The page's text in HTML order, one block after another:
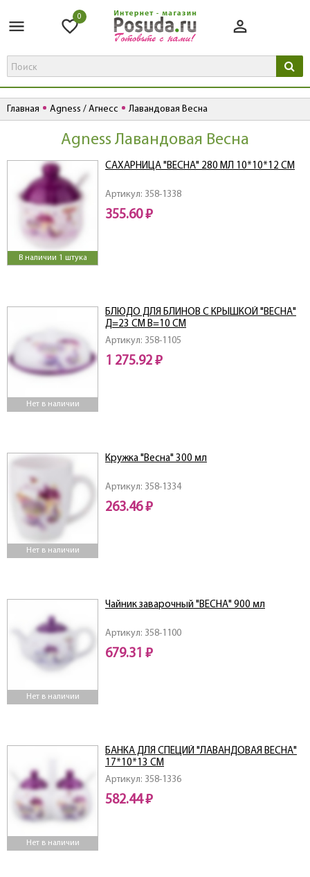
0
Главная Agness / Агнесс Лавандовая Весна
Agness Лавандовая Весна
В наличии 1 штука
Артикул: 358-1338
САХАРНИЦА "ВЕСНА" 280 МЛ 10*10*12 СМ
355.60 ₽
Нет в наличии
Артикул: 358-1105
БЛЮДО ДЛЯ БЛИНОВ С КРЫШКОЙ "ВЕСНА"
Д=23 СМ В=10 СМ
1 275.92 ₽
Нет в наличии
Артикул: 358-1334
Кружка "Весна" 300 мл
263.46 ₽
Нет в наличии
Артикул: 358-1100
Чайник заварочный "ВЕСНА" 900 мл
679.31 ₽
Нет в наличии
Артикул: 358-1336
БАНКА ДЛЯ СПЕЦИЙ "ЛАВАНДОВАЯ ВЕСНА"
17*10*13 СМ
582.44 ₽